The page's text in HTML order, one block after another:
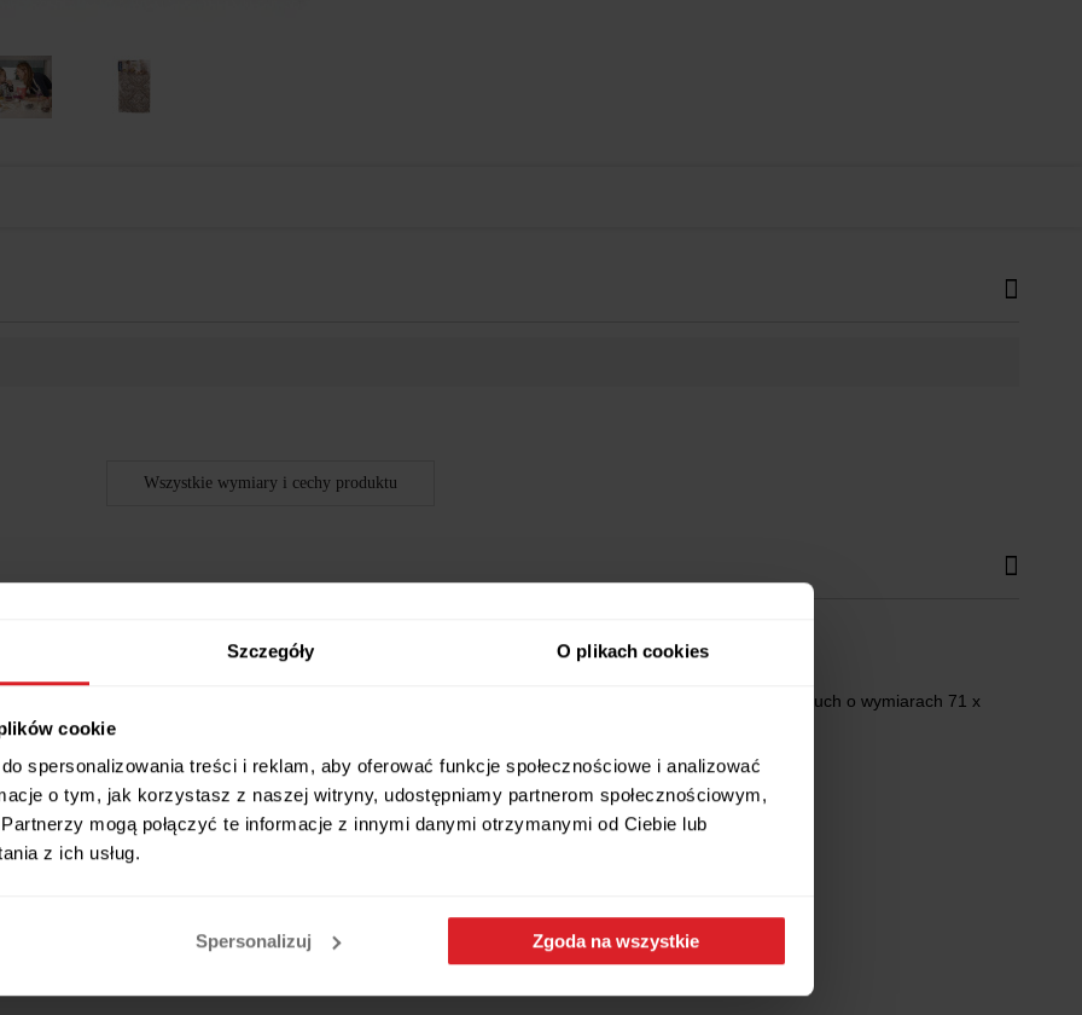
Szczegóły O plikach cookies
cookie
spersonalizowania treści i reklam, aby oferować funkcje społecznościowe i analizować
o tym, jak korzystasz z naszej witryny, udostępniamy partnerom społecznościowym,
mogą połączyć te informacje z innymi danymi otrzymanymi od Ciebie lub
z ich usług.
Spersonalizuj Zgoda na wszystkie
Wszystkie wymiary i cechy produktu
modnym białym wzorem. Idealny do ochrony odzieży podczas gotowania, grillowania czy pieczenia. Fartuch o wymiarach 71 x
lub kartkę z przepisem.
posiłków.
dzięki regulowanym sznurkom.